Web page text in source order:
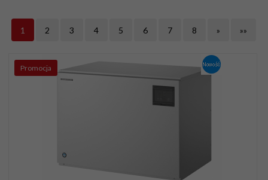
1 2 3 4 5 6 7 8 » »»
Promocja